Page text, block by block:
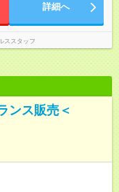
詳細へ
ススタッフ
ンス販売＜